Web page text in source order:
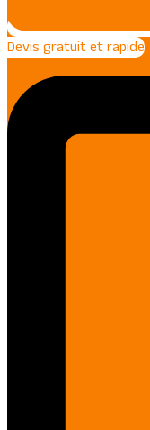
Devis gratuit et rapide